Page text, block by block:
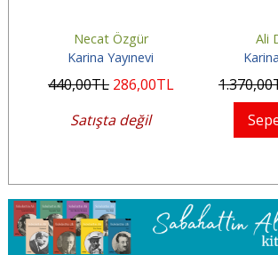
Necat Özgür
Karina Yayınevi
440,00TL 286,00TL
Satışta değil
Ali
1.370,00